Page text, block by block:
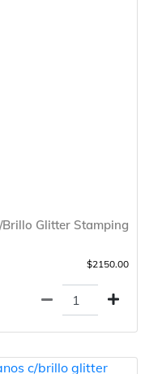
Glitter Stamping
$2150.00